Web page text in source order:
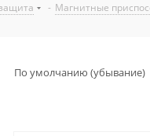
- Магнитные
По умолчанию (убывание)